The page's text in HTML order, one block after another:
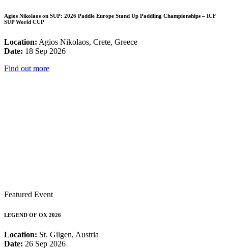
Agios Nikolaos on SUP: 2026 Paddle Europe Stand Up Paddling Championships – ICF
SUP World CUP
Location: Agios Nikolaos, Crete, Greece
Date: 18 Sep 2026
Find out more
Featured Event
LEGEND OF OX 2026
Location: St. Gilgen, Austria
Date: 26 Sep 2026